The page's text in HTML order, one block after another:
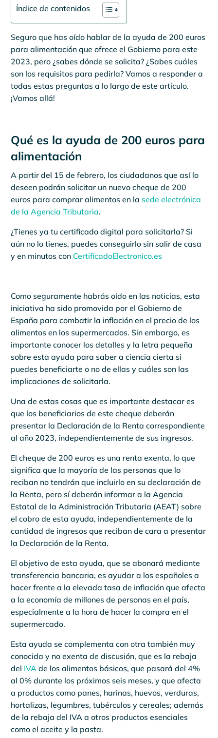
Índice de contenidos
Seguro que has oído hablar de la ayuda de 200 euros
para alimentación que ofrece el Gobierno para este
2023, pero ¿sabes dónde se solicita? ¿Sabes cuáles
son los requisitos para pedirla? Vamos a responder a
todas estas preguntas a lo largo de este artículo.
¡Vamos allá!
Qué es la ayuda de 200 euros para
alimentación
A partir del 15 de febrero, los ciudadanos que así lo
deseen podrán solicitar un nuevo cheque de 200
euros para comprar alimentos en la sede electrónica
de la Agencia Tributaria.
¿Tienes ya tu certificado digital para solicitarla? Si
aún no lo tienes, puedes conseguirlo sin salir de casa
y en minutos con CertificadoElectronico.es
Como seguramente habrás oído en las noticias, esta
iniciativa ha sido promovida por el Gobierno de
España para combatir la inflación en el precio de los
alimentos en los supermercados. Sin embargo, es
importante conocer los detalles y la letra pequeña
sobre esta ayuda para saber a ciencia cierta si
puedes beneficiarte o no de ellas y cuáles son las
implicaciones de solicitarla.
Una de estas cosas que es importante destacar es
que los beneficiarios de este cheque deberán
presentar la Declaración de la Renta correspondiente
al año 2023, independientemente de sus ingresos.
El cheque de 200 euros es una renta exenta, lo que
significa que la mayoría de las personas que lo
reciban no tendrán que incluirlo en su declaración de
la Renta, pero sí deberán informar a la Agencia
Estatal de la Administración Tributaria (AEAT) sobre
el cobro de esta ayuda, independientemente de la
cantidad de ingresos que reciban de cara a presentar
la Declaración de la Renta.
El objetivo de esta ayuda, que se abonará mediante
transferencia bancaria, es ayudar a los españoles a
hacer frente a la elevada tasa de inflación que afecta
a la economía de millones de personas en el país,
especialmente a la hora de hacer la compra en el
supermercado.
Esta ayuda se complementa con otra también muy
conocida y no exenta de discusión, que es la rebaja
del IVA de los alimentos básicos, que pasará del 4%
al 0% durante los próximos seis meses, y que afecta
a productos como panes, harinas, huevos, verduras,
hortalizas, legumbres, tubérculos y cereales; además
de la rebaja del IVA a otros productos esenciales
como el aceite y la pasta.